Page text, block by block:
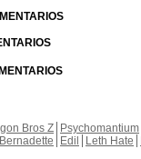
Bros Z Psychomantium
Edil Leth Hate